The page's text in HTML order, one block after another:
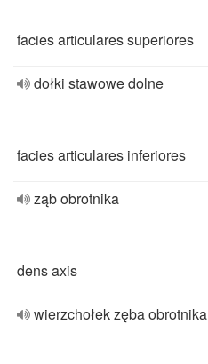
facies articulares superiores
dołki stawowe dolne
facies articulares inferiores
ząb obrotnika
dens axis
wierzchołek zęba obrotnika